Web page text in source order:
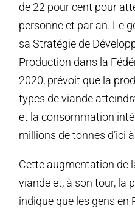
de 22 pour cent pour
personne et par an. Le
sa Stratégie de
Production dans la
2020, prévoit que la
types de viande
et la consommation
millions de tonnes d’ici
Cette augmentation de
viande et, à son tour, la
indique que les gens en